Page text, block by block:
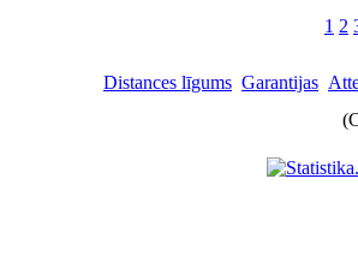
1 2
Distances līgums Garantijas